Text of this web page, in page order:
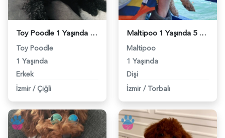
Toy Poodle 1 Yaşında Eş Arıyor - 118984487
Toy Poodle
1 Yaşında
Erkek
İzmir / Çiğli
Maltipoo 1 Yaşında 5 Kg Eş Arıyor - 118984478
Maltipoo
1 Yaşında
Dişi
İzmir / Torbalı